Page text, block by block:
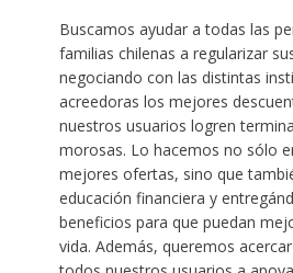
Buscamos ayudar a todas las
familias chilenas a regularizar
negociando con las distintas
acreedoras los mejores
nuestros usuarios logren
morosas. Lo hacemos no sólo
mejores ofertas, sino que
educación financiera y
beneficios para que puedan
vida. Además, queremos